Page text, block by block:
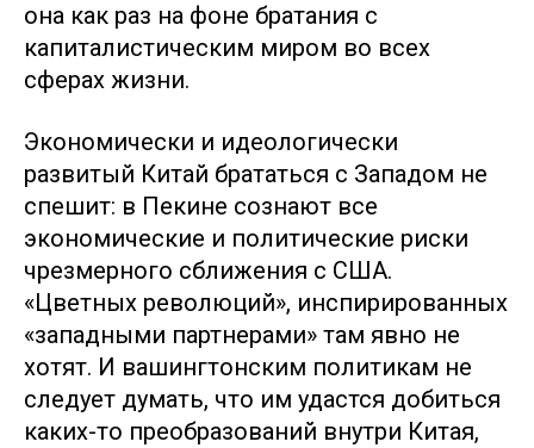
она как раз на фоне братания с
капиталистическим миром во всех
сферах жизни.
Экономически и идеологически
развитый Китай брататься с Западом не
спешит: в Пекине сознают все
экономические и политические риски
чрезмерного сближения с США.
«Цветных революций», инспирированных
«западными партнерами» там явно не
хотят. И вашингтонским политикам не
следует думать, что им удастся добиться
каких-то преобразований внутри Китая,